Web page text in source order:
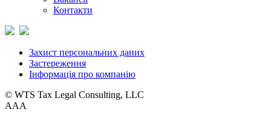
Контакти
Захист персональних даних
Застереження
Інформація про компанію
© WTS Tax Legal Consulting, LLC
AAA